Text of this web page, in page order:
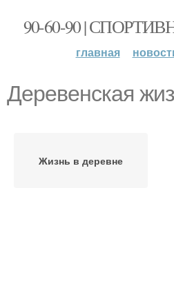
90-60-90 |
главная
Деревенская
Жизнь в деревне